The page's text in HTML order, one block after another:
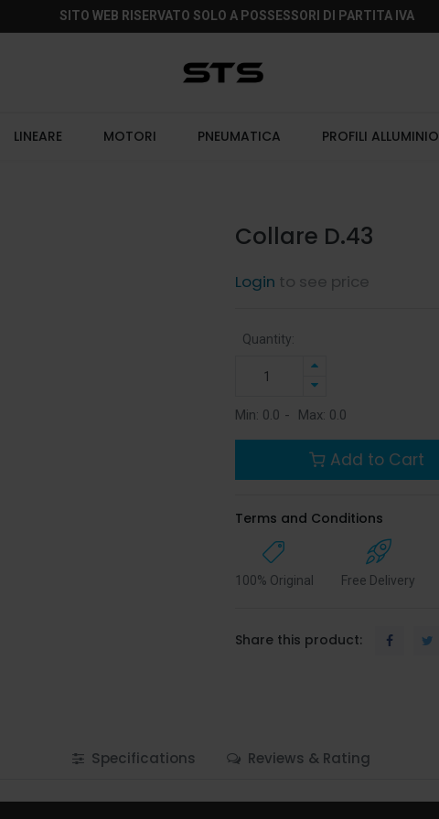
SITO WEB RISERVATO SOLO A POSSESSORI DI PARTITA IVA
LINEARE MOTORI PNEUMATICA PROFILI ALLUMINIO
Collare D.43
Login to see price
Quantity:
Min: 0.0 - Max: 0.0
Add to Cart
Terms and Conditions
100% Original Free Delivery
Share this product:
Specifications Reviews & Rating